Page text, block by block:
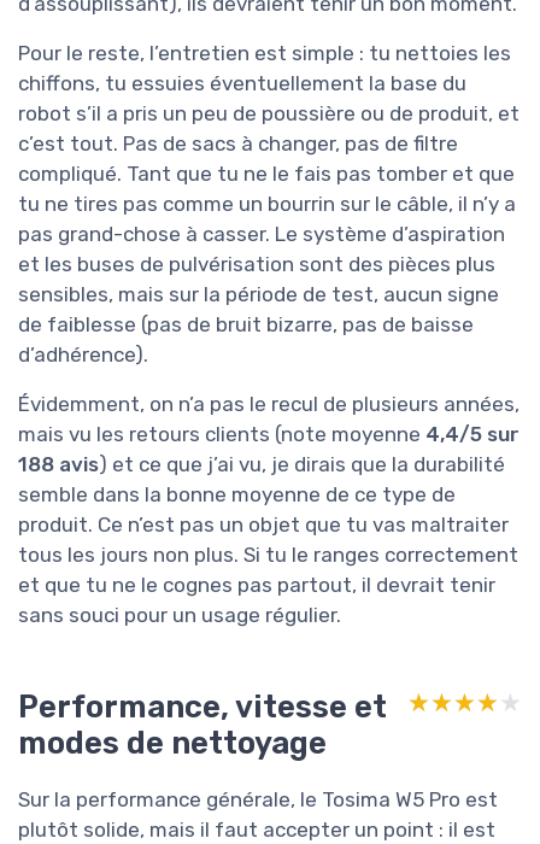
Pour le reste, l’entretien est simple : tu nettoies les
chiffons, tu essuies éventuellement la base du
robot s’il a pris un peu de poussière ou de produit, et
c’est tout. Pas de sacs à changer, pas de filtre
compliqué. Tant que tu ne le fais pas tomber et que
tu ne tires pas comme un bourrin sur le câble, il n’y a
pas grand-chose à casser. Le système d’aspiration
et les buses de pulvérisation sont des pièces plus
sensibles, mais sur la période de test, aucun signe
de faiblesse (pas de bruit bizarre, pas de baisse
d’adhérence).
Évidemment, on n’a pas le recul de plusieurs années,
mais vu les retours clients (note moyenne 4,4/5 sur
188 avis) et ce que j’ai vu, je dirais que la durabilité
semble dans la bonne moyenne de ce type de
produit. Ce n’est pas un objet que tu vas maltraiter
tous les jours non plus. Si tu le ranges correctement
et que tu ne le cognes pas partout, il devrait tenir
sans souci pour un usage régulier.
Performance, vitesse et
modes de nettoyage
★★★★★
★★★★★
Sur la performance générale, le Tosima W5 Pro est
plutôt solide, mais il faut accepter un point : il est